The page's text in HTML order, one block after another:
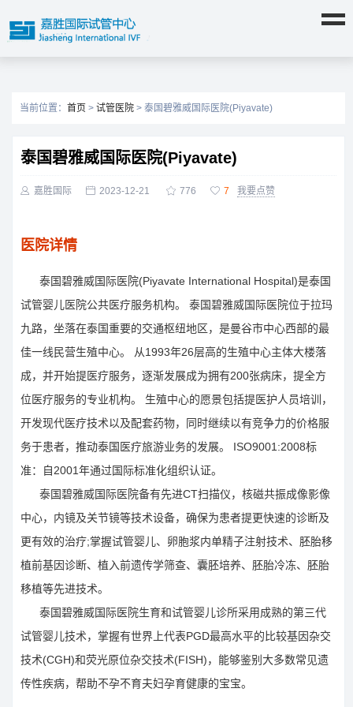
当前位置： 首页 > 试管医院 > 泰国碧雅威国际医院(Piyavate)
泰国碧雅威国际医院(Piyavate)
 嘉胜国际  2023-12-21  776  7 我要点赞
医院详情
泰国碧雅威国际医院(Piyavate International Hospital)是泰国
试管婴儿医院公共医疗服务机构。 泰国碧雅威国际医院位于拉玛
九路，坐落在泰国重要的交通枢纽地区，是曼谷市中心西部的最
佳一线民营生殖中心。 从1993年26层高的生殖中心主体大楼落
成，并开始提医疗服务，逐渐发展成为拥有200张病床，提全方
位医疗服务的专业机构。 生殖中心的愿景包括提医护人员培训，
开发现代医疗技术以及配套药物，同时继续以有竞争力的价格服
务于患者，推动泰国医疗旅游业务的发展。 ISO9001:2008标
准：自2001年通过国际标准化组织认证。
泰国碧雅威国际医院备有先进CT扫描仪，核磁共振成像影像
中心，内镜及关节镜等技术设备，确保为患者提更快速的诊断及
更有效的治疗;掌握试管婴儿、卵胞浆内单精子注射技术、胚胎移
植前基因诊断、植入前遗传学筛查、囊胚培养、胚胎冷冻、胚胎
移植等先进技术。
泰国碧雅威国际医院生育和试管婴儿诊所采用成熟的第三代
试管婴儿技术，掌握有世界上代表PGD最高水平的比较基因杂交
技术(CGH)和荧光原位杂交技术(FISH)，能够鉴别大多数常见遗
传性疾病，帮助不孕不育夫妇孕育健康的宝宝。